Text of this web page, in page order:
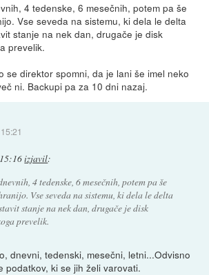
4 tedenske, 6 mesečnih, potem pa še
Vse seveda na sistemu, ki dela le delta
stanje na nek dan, drugače je disk
prevelik.
se direktor spomni, da je lani še imel neko
ni. Backupi pa za 10 dni nazaj.
izjavil:
4 tedenske, 6 mesečnih, potem pa še
Vse seveda na sistemu, ki dela le delta
stanje na nek dan, drugače je disk
prevelik.
dnevni, tedenski, mesečni, letni...Odvisno
podatkov, ki se jih želi varovati.